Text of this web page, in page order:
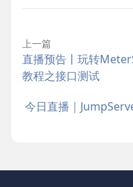
上一篇
直播预告丨玩转
教程之接口测试
今日直播｜